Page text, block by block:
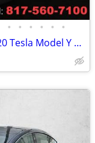
• • • • • •
Feel Electric in This Texas-Owned 2020 Tesla Model Y Long Range